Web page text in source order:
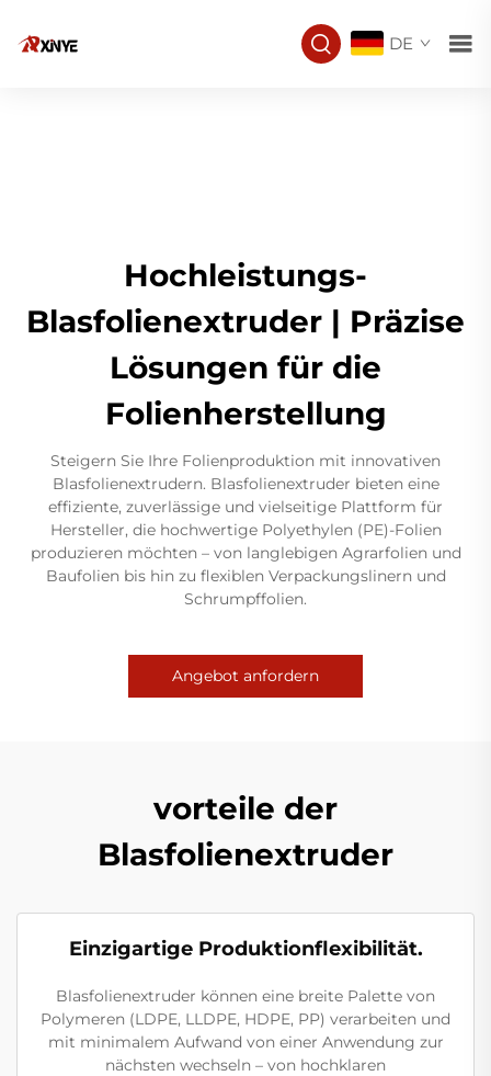
DE
Hochleistungs-
Blasfolienextruder | Präzise
Lösungen für die
Folienherstellung
Steigern Sie Ihre Folienproduktion mit innovativen
Blasfolienextrudern. Blasfolienextruder bieten eine
effiziente, zuverlässige und vielseitige Plattform für
Hersteller, die hochwertige Polyethylen (PE)-Folien
produzieren möchten – von langlebigen Agrarfolien und
Baufolien bis hin zu flexiblen Verpackungslinern und
Schrumpffolien.
Angebot anfordern
vorteile der
Blasfolienextruder
Einzigartige Produktionflexibilität.
Blasfolienextruder können eine breite Palette von
Polymeren (LDPE, LLDPE, HDPE, PP) verarbeiten und
mit minimalem Aufwand von einer Anwendung zur
nächsten wechseln – von hochklaren